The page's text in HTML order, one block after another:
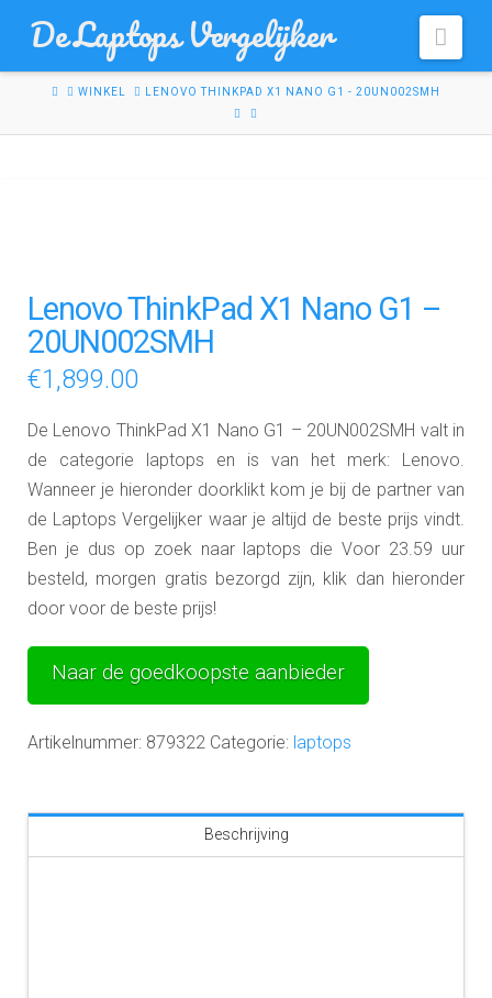
De Laptops Vergelijker
HOME
WINKEL LENOVO THINKPAD X1 NANO G1 - 20UN002SMH
Lenovo ThinkPad X1 Nano G1 –
20UN002SMH
€1,899.00
De Lenovo ThinkPad X1 Nano G1 – 20UN002SMH valt in
de categorie laptops en is van het merk: Lenovo.
Wanneer je hieronder doorklikt kom je bij de partner van
de Laptops Vergelijker waar je altijd de beste prijs vindt.
Ben je dus op zoek naar laptops die Voor 23.59 uur
besteld, morgen gratis bezorgd zijn, klik dan hieronder
door voor de beste prijs!
Naar de goedkoopste aanbieder
Artikelnummer: 879322 Categorie: laptops
Beschrijving